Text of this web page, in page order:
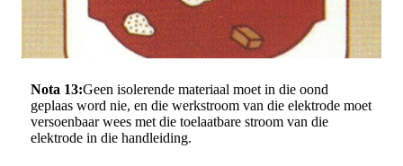
Nota 13:Geen isolerende materiaal moet in die oond
geplaas word nie, en die werkstroom van die elektrode moet
versoenbaar wees met die toelaatbare stroom van die
elektrode in die handleiding.